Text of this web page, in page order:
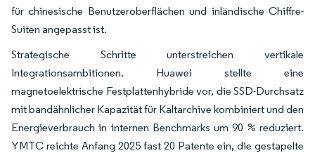
für chinesische Benutzeroberflächen und inländische Chiffre-
Suiten angepasst ist.
Strategische Schritte unterstreichen vertikale
Integrationsambitionen. Huawei stellte eine
magnetoelektrische Festplattenhybride vor, die SSD-Durchsatz
mit bandähnlicher Kapazität für Kaltarchive kombiniert und den
Energieverbrauch in internen Benchmarks um 90 % reduziert.
YMTC reichte Anfang 2025 fast 20 Patente ein, die gestapelte